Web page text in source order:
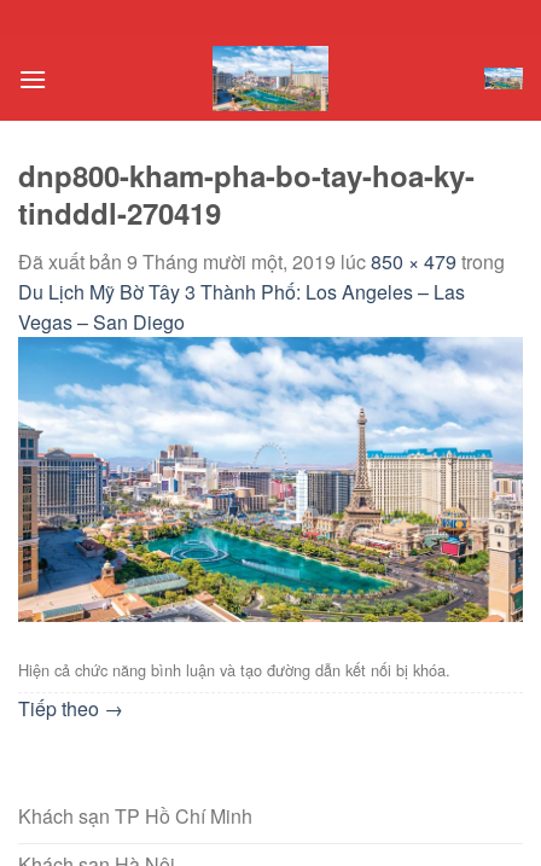
nội
dnp800-kham-pha-bo-tay-hoa-ky-
tindddl-270419
Đã xuất bản 9 Tháng mười một, 2019 lúc850 × 479 trong
Du Lịch Mỹ Bờ Tây 3 Thành Phố: Los Angeles – Las
Vegas – San Diego
Hiện cả chức năng bình luận và tạo đường dẫn kết nối bị khóa.
Tiếp theo →
Khách sạn TP Hồ Chí Minh